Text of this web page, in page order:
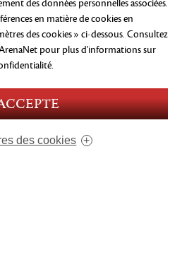
des données personnelles associées.
en matière de cookies en
des cookies » ci-dessous. Consultez
pour plus d'informations sur
des cookies